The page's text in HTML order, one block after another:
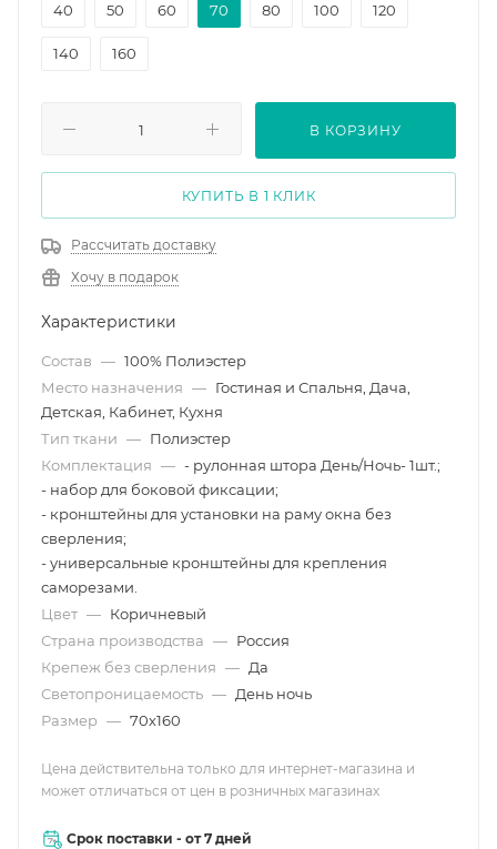
40
50 60 70 80 100 120
140 160
В КОРЗИНУ
КУПИТЬ В 1 КЛИК
Рассчитать доставку
Хочу в подарок
Характеристики
Состав — 100% Полиэстер
Место назначения — Гостиная и Спальня, Дача,
Детская, Кабинет, Кухня
Тип ткани — Полиэстер
Комплектация — - рулонная штора День/Ночь- 1шт.;
- набор для боковой фиксации;
- кронштейны для установки на раму окна без
сверления;
- универсальные кронштейны для крепления
саморезами.
Цвет — Коричневый
Страна производства — Россия
Крепеж без сверления — Да
Светопроницаемость — День ночь
Размер — 70х160
Цена действительна только для интернет-магазина и
может отличаться от цен в розничных магазинах
Срок поставки - от 7 дней